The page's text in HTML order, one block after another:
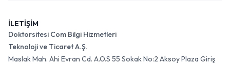
İLETİŞİM
Doktorsitesi Com Bilgi Hizmetleri
Teknoloji ve Ticaret A.Ş.
Maslak Mah. Ahi Evran Cd. A.O.S 55 Sokak No:2 Aksoy Plaza Giriş